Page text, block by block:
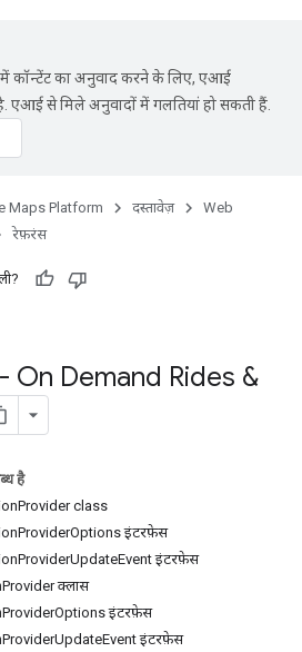
कॉन्टेंट का अनुवाद करने के लिए, एआई
एआई से मिले अनुवादों में गलतियां हो सकती हैं.
Maps Platform दस्तावेज़
Web
रेफ़रंस
On Demand Rides &
है
class
इंटरफ़ेस
इंटरफ़ेस
क्लास
इंटरफ़ेस
इंटरफ़ेस